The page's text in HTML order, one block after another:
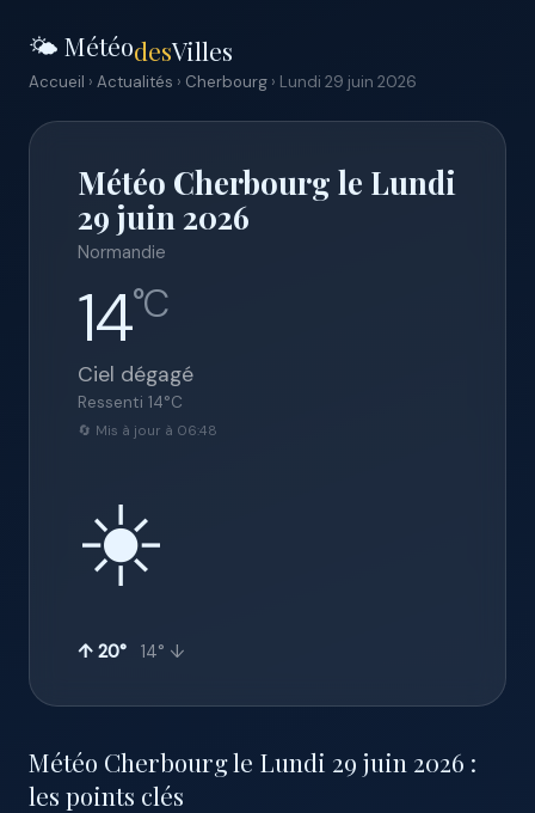
🌤️ MétéodesVilles
Accueil › Actualités › Cherbourg › Lundi 29 juin 2026
Météo Cherbourg le Lundi
29 juin 2026
Normandie
14°C
Ciel dégagé
Ressenti 14°C
🔄 Mis à jour à 06:48
☀️
↑ 20° 14° ↓
Météo Cherbourg le Lundi 29 juin 2026 :
les points clés